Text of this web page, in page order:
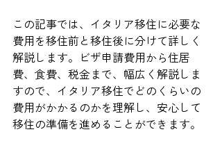
この記事では、イタリア移住に必要な
費用を移住前と移住後に分けて詳しく
解説します。ビザ申請費用から住居
費、食費、税金まで、幅広く解説しま
すので、イタリア移住でどのくらいの
費用がかかるのかを理解し、安心して
移住の準備を進めることができます。